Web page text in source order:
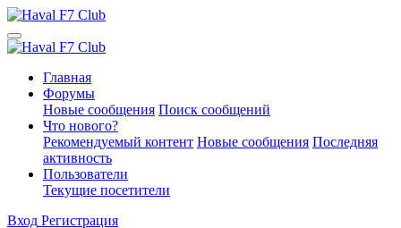
Главная
Форумы
Новые сообщения Поиск сообщений
Что нового?
Рекомендуемый контент Новые сообщения Последняя
активность
Пользователи
Текущие посетители
Вход Регистрация